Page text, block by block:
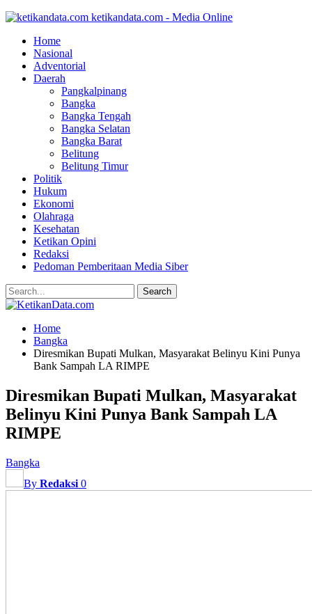
ketikandata.com - Media Online
Home
Nasional
Adventorial
Daerah
Pangkalpinang
Bangka
Bangka Tengah
Bangka Selatan
Bangka Barat
Belitung
Belitung Timur
Politik
Hukum
Ekonomi
Olahraga
Kesehatan
Ketikan Opini
Redaksi
Pedoman Pemberitaan Media Siber
Home
Bangka
Diresmikan Bupati Mulkan, Masyarakat Belinyu Kini Punya
Bank Sampah LA RIMPE
Diresmikan Bupati Mulkan, Masyarakat
Belinyu Kini Punya Bank Sampah LA
RIMPE
Bangka
By Redaksi 0